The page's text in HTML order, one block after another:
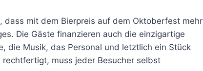
dass mit dem Bierpreis auf dem Oktoberfest mehr
Die Gäste finanzieren auch die einzigartige
die Musik, das Personal und letztlich ein Stück
rechtfertigt, muss jeder Besucher selbst